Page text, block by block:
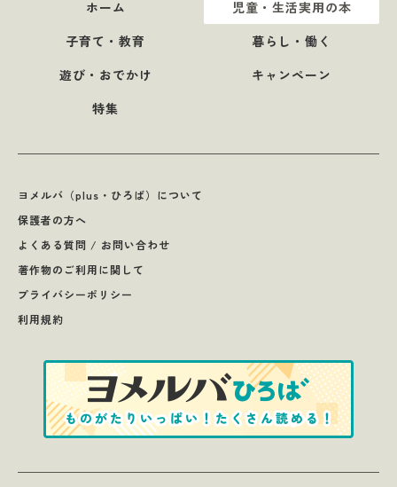
ホーム
児童・生活実用の本
子育て・教育
暮らし・働く
遊び・おでかけ
キャンペーン
特集
ヨメルバ（plus・ひろば）について
保護者の方へ
よくある質問 / お問い合わせ
著作物のご利用に関して
プライバシーポリシー
利用規約